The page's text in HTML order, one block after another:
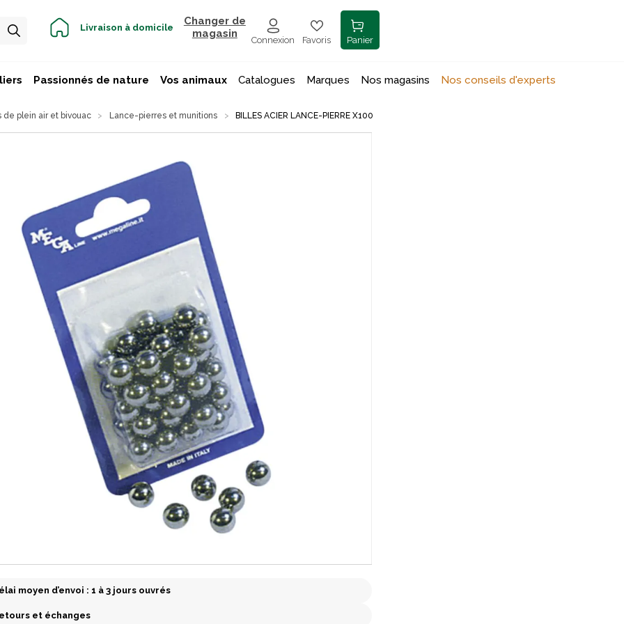
Livraison à domicile
Changer de
magasin
Connexion Favoris Panier
Passionnés de nature Vos animaux Catalogues Marques Nos magasins Nos conseils d'experts
de plein air et bivouac Lance-pierres et munitions BILLES ACIER LANCE-PIERRE X100
moyen d’envoi : 1 à 3 jours ouvrés
et échanges